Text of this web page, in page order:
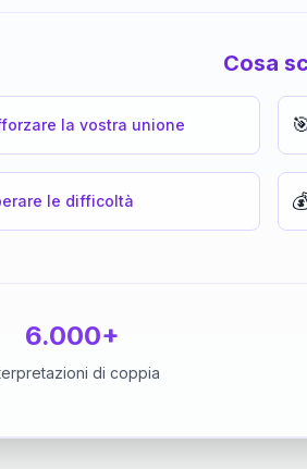
Cosa
la vostra unione
le difficoltà
6.000+
di coppia